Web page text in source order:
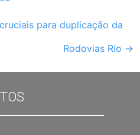
para duplicação da
Rodovias Rio →